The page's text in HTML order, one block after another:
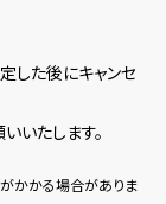
した後にキャンセ
いたします。
かかる場合がありま